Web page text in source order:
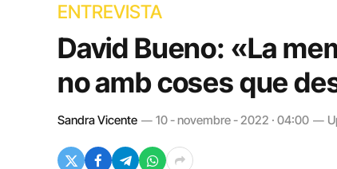
ENTREVISTA
David Bueno: «La
no amb coses que
Sandra Vicente 10 - novembre - 2022 · 04:00